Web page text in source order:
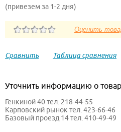
(привезем за 1-2 дня)
Сравнить Таблица сравнения
Уточнить информацию о
Генкиной 40 тел. 218-44-55
Карповский рынок тел. 423-66-46
Базовый проезд 14 тел. 410-49-49